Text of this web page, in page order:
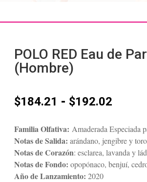
POLO RED Eau de
(Hombre)
$184.21 - $192.02
Familia Olfativa: Amaderada Especiada
Notas de Salida: arándano, jengibre y
Notas de Corazón: esclarea, lavanda y
Notas de Fondo:opopónaco, benjuí,
Año de Lanzamiento: 2020